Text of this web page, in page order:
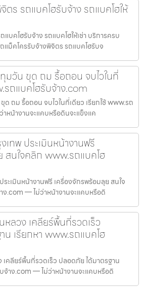
ตร รถแบคโฮรับจ้าง รถแบคโฮให้
บคโฮรับจ้าง รถแบคโฮให้เช่า บริการครบ
แม็คโครรับจ้างพิจิตร รถแบคโฮรับจ
มวัน ขุด ถม รื้อถอน จบไวในที่
รถแบคโฮรับจ้าง.com
ถม รื้อถอน จบไวในที่เดียว เรียกใช้ www.รถ
หน้างานจะแคบหรือดินจะแข็งแค
เทพ ประเมินหน้างานฟรี
สนใจคลิก www.รถแบคโฮ
ระเมินหน้างานฟรี เครื่องจักรพร้อมลุย สนใจ
.com — ไม่ว่าหน้างานจะแคบหรือดิ
ลวง เคลียร์พื้นที่รวดเร็ว
เรียกหา www.รถแบคโฮ
คลียร์พื้นที่รวดเร็ว ปลอดภัย ได้มาตรฐาน
จ้าง.com — ไม่ว่าหน้างานจะแคบหรือดิ